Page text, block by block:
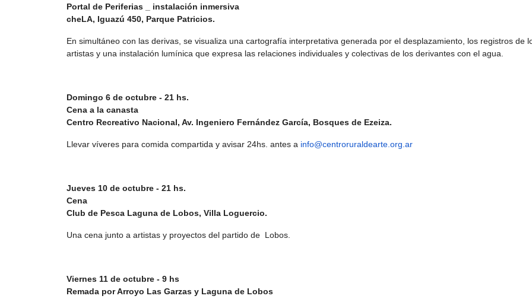
Portal de Periferias _ instalación inmersiva
cheLA, Iguazú 450, Parque Patricios.
En simultáneo con las derivas, se visualiza una cartografía interpretativa generada por el desplazamiento, los registros de
artistas y una instalación lumínica que expresa las relaciones individuales y colectivas de los derivantes con el agua.
Domingo 6 de octubre - 21 hs.
Cena a la canasta
Centro Recreativo Nacional, Av. Ingeniero Fernández García, Bosques de Ezeiza.
Llevar víveres para comida compartida y avisar 24hs. antes a info@centroruraldearte.org.ar
Jueves 10 de octubre - 21 hs.
Cena
Club de Pesca Laguna de Lobos, Villa Loguercio.
Una cena junto a artistas y proyectos del partido de Lobos.
Viernes 11 de octubre - 9 hs
Remada por Arroyo Las Garzas y Laguna de Lobos